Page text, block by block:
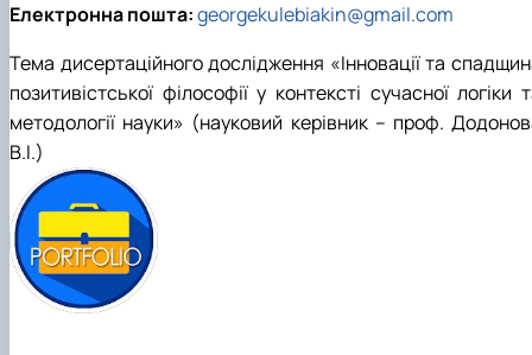
Електронна пошта:georgekulebiakin@gmail.com
Тема дисертаційного дослідження «Інновації та
позитивістської філософії у контексті сучасної логіки
методології науки» (науковий керівник – проф.
В.І.)